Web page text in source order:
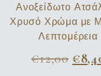
Ανοξείδωτο
Χρυσό Χρώμα με
Λεπτομέρεια
€12,00 €